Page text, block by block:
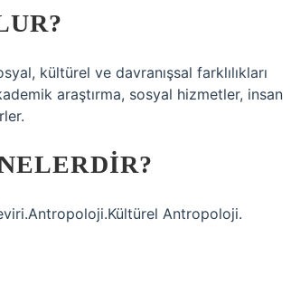
kültürel ve davranışsal farklılıkları
araştırma, sosyal hizmetler, insan
Antropoloji.